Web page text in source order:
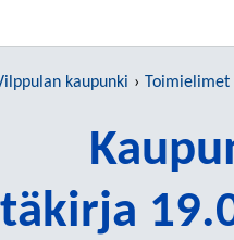
kaupunki Toimielimet